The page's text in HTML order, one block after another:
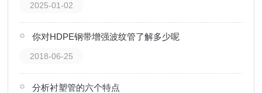
2025-01-02
你对HDPE钢带增强波纹管了解多少呢
2018-06-25
分析衬塑管的六个特点